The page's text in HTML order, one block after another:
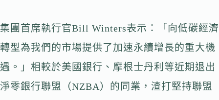
集團首席執行官Bill Winters表示：「向低碳經濟
轉型為我們的市場提供了加速永續增長的重大機
遇。」相較於美國銀行、摩根士丹利等近期退出
淨零銀行聯盟（NZBA）的同業，渣打堅持聯盟